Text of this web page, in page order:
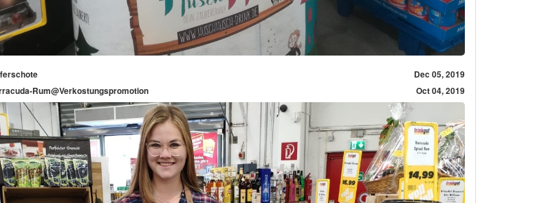
Dec 05, 2019
Rum@Verkostungspromotion
Oct 04, 2019